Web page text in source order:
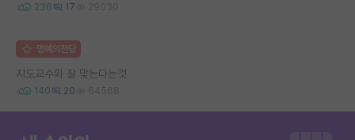
236 17 29030
명예의전당
지도교수와 잘 맞는다는것
140 20 64568